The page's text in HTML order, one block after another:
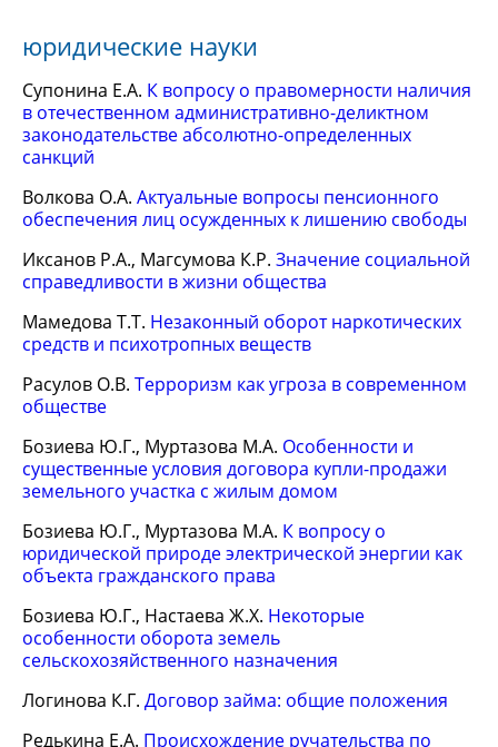
юридические науки
Супонина Е.А. К вопросу о правомерности наличия
в отечественном административно-деликтном
законодательстве абсолютно-определенных
санкций
Волкова О.А. Актуальные вопросы пенсионного
обеспечения лиц осужденных к лишению свободы
Иксанов Р.А., Магсумова К.Р. Значение социальной
справедливости в жизни общества
Мамедова Т.Т. Незаконный оборот наркотических
средств и психотропных веществ
Расулов О.В. Терроризм как угроза в современном
обществе
Бозиева Ю.Г., Муртазова М.А. Особенности и
существенные условия договора купли-продажи
земельного участка с жилым домом
Бозиева Ю.Г., Муртазова М.А. К вопросу о
юридической природе электрической энергии как
объекта гражданского права
Бозиева Ю.Г., Настаева Ж.Х. Некоторые
особенности оборота земель
сельскохозяйственного назначения
Логинова К.Г. Договор займа: общие положения
Редькина Е.А. Происхождение ручательства по